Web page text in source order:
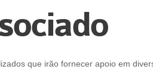
que irão fornecer apoio em